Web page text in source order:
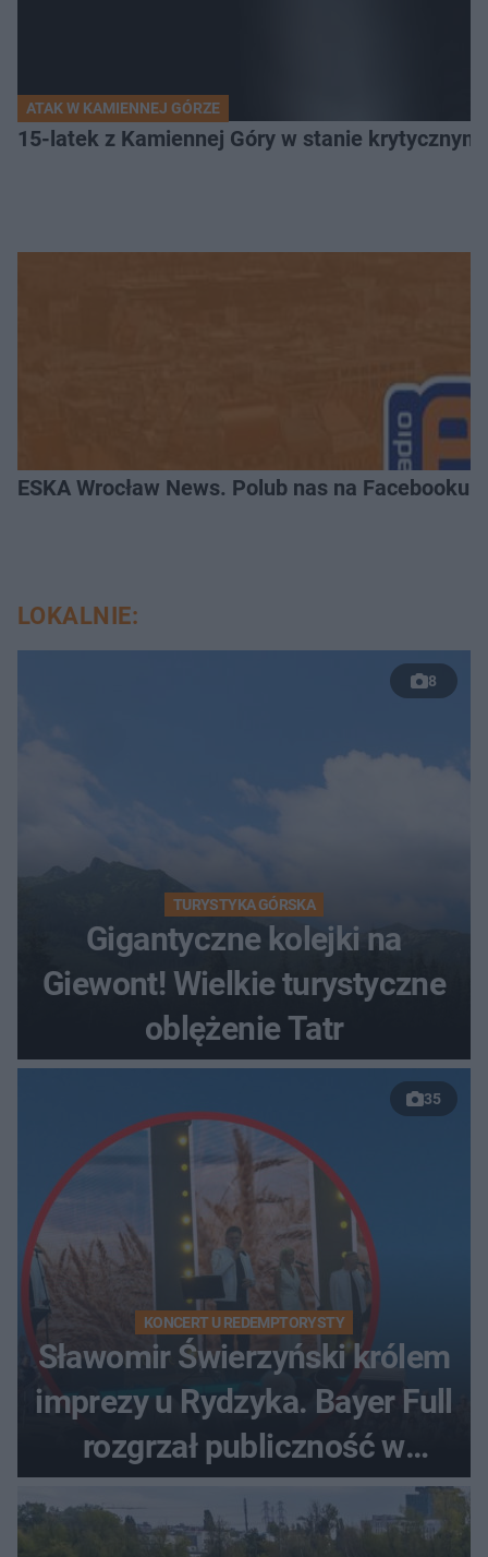
ATAK W KAMIENNEJ GÓRZE
15-latek z Kamiennej Góry w stanie
ESKA Wrocław News. Polub nas na Facebooku!
LOKALNIE:
8
TURYSTYKA GÓRSKA
Gigantyczne kolejki na
Giewont! Wielkie turystyczne
oblężenie Tatr
35
KONCERT U REDEMPTORYSTY
Sławomir Świerzyński królem
imprezy u Rydzyka. Bayer Full
rozgrzał publiczność w
Toruniu